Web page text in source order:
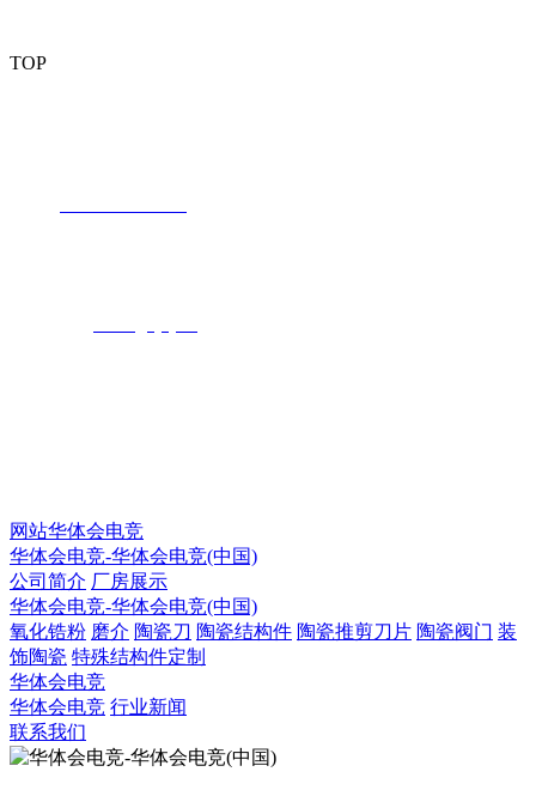
TOP
网站华体会电竞
华体会电竞-华体会电竞(中国)
公司简介 厂房展示
华体会电竞-华体会电竞(中国)
氧化锆粉 磨介 陶瓷刀 陶瓷结构件 陶瓷推剪刀片 陶瓷阀门 装
饰陶瓷 特殊结构件定制
华体会电竞
华体会电竞 行业新闻
联系我们